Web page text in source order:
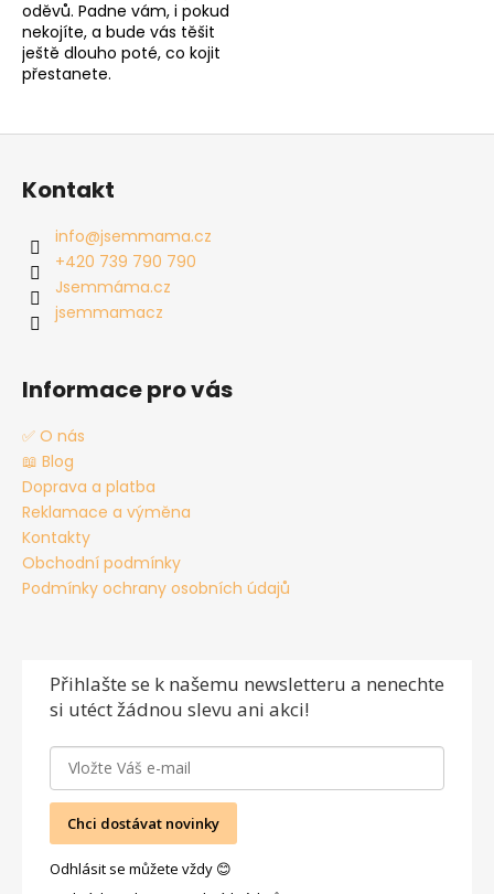
oděvů. Padne vám, i pokud
nekojíte, a bude vás těšit
ještě dlouho poté, co kojit
přestanete.
Z
Kontakt
info@jsemmama.cz
+420 739 790 790
Jsemmáma.cz
jsemmamacz
Informace pro vás
✅ O nás
📖 Blog
Doprava a platba
Reklamace a výměna
Kontakty
Obchodní podmínky
Podmínky ochrany osobních údajů
Přihlašte se k našemu newsletteru a nenechte
si utéct žádnou slevu ani akci!
Chci dostávat novinky
Odhlásit se můžete vždy 😊